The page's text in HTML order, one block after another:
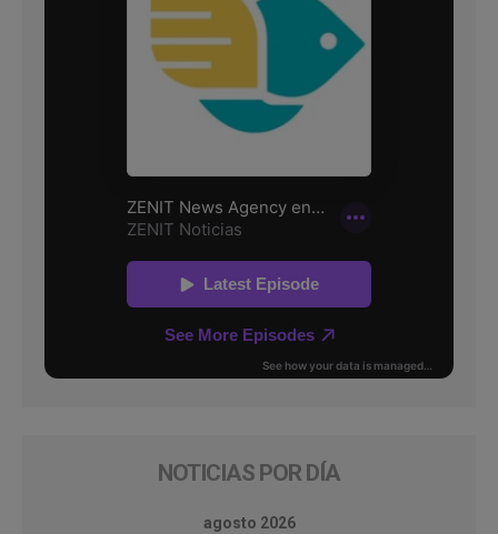
NOTICIAS POR DÍA
agosto 2026